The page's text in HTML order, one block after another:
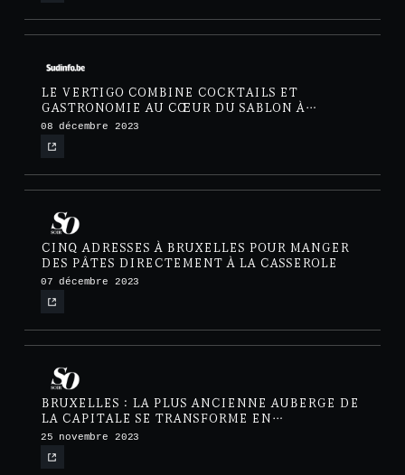
LE VERTIGO COMBINE COCKTAILS ET
GASTRONOMIE AU CŒUR DU SABLON À
BRUXELLES
08 décembre 2023
CINQ ADRESSES À BRUXELLES POUR MANGER
DES PÂTES DIRECTEMENT À LA CASSEROLE
07 décembre 2023
BRUXELLES : LA PLUS ANCIENNE AUBERGE DE
LA CAPITALE SE TRANSFORME EN
RESTAURANT CONFIDENTIEL
25 novembre 2023